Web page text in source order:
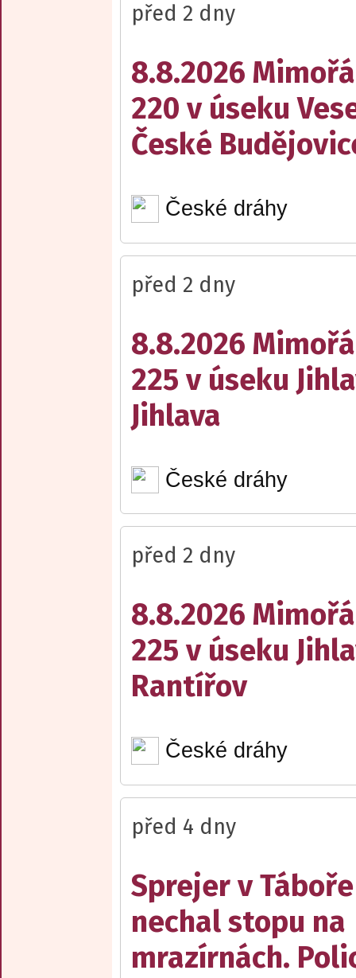
před 2 dny
8.8.2026
220 v úseku
České
České dráhy
před 2 dny
8.8.2026
225 v úseku
Jihlava
České dráhy
před 2 dny
8.8.2026
225 v úseku
Rantířov
České dráhy
před 4 dny
Sprejer v Táboře
nechal stopu na
mrazírnách.